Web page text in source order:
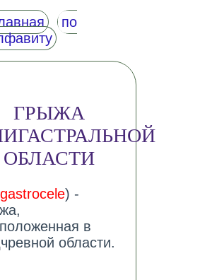
по
ГРЫЖА
ОБЛАСТИ
) -
в
области.